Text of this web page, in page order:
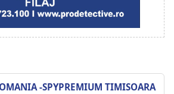
-SPYPREMIUM TIMISOARA